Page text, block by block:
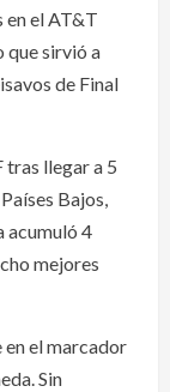
en el AT&T
que sirvió a
de Final
tras llegar a 5
Bajos,
acumuló 4
mejores
en el marcador
Sin